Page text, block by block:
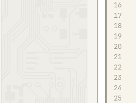
16
17
18
19
20
21
22
23
24
25